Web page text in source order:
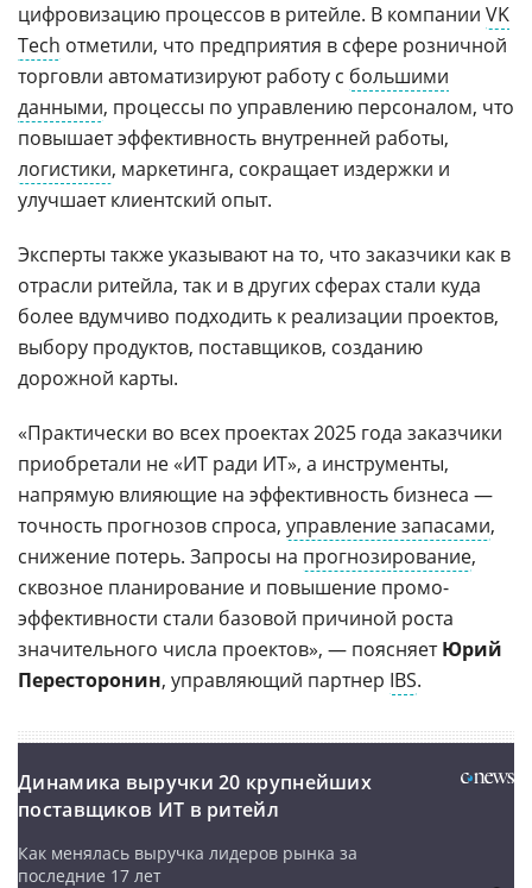
цифровизацию процессов в ритейле. В компании VK
Tech отметили, что предприятия в сфере розничной
торговли автоматизируют работу с большими
данными, процессы по управлению персоналом, что
повышает эффективность внутренней работы,
логистики, маркетинга, сокращает издержки и
улучшает клиентский опыт.
Эксперты также указывают на то, что заказчики как в
отрасли ритейла, так и в других сферах стали куда
более вдумчиво подходить к реализации проектов,
выбору продуктов, поставщиков, созданию
дорожной карты.
«Практически во всех проектах 2025 года заказчики
приобретали не «ИТ ради ИТ», а инструменты,
напрямую влияющие на эффективность бизнеса —
точность прогнозов спроса, управление запасами,
снижение потерь. Запросы на прогнозирование,
сквозное планирование и повышение промо-
эффективности стали базовой причиной роста
значительного числа проектов», — поясняетЮрий
Пересторонин, управляющий партнер IBS.
Динамика выручки 20 крупнейших
поставщиков ИТ в ритейл
Как менялась выручка лидеров рынка за
последние 17 лет